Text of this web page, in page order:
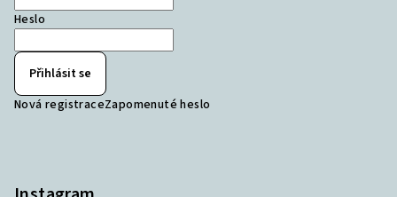
Heslo
Přihlásit se
Nová registraceZapomenuté heslo